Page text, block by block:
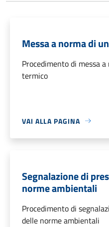
Messa a norma di
Procedimento di messa
termico
VAI ALLA PAGINA
Segnalazione di
norme ambientali
Procedimento di
delle norme ambientali